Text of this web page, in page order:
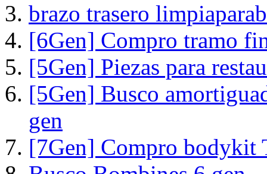
brazo trasero
[6Gen] Compro tramo
[5Gen] Piezas para
[5Gen] Busco
gen
[7Gen] Compro bodykit